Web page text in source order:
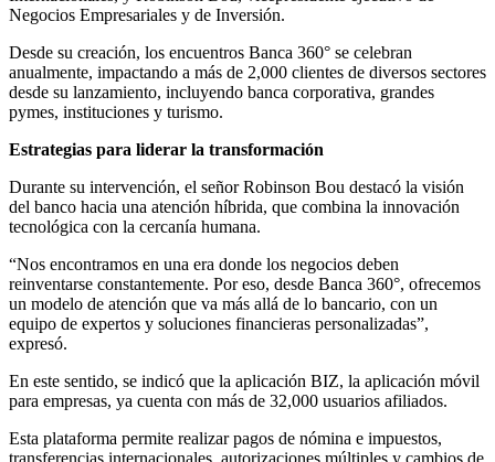
Negocios Empresariales y de Inversión.
Desde su creación, los encuentros Banca 360° se celebran
anualmente, impactando a más de 2,000 clientes de diversos sectores
desde su lanzamiento, incluyendo banca corporativa, grandes
pymes, instituciones y turismo.
Estrategias para liderar la transformación
Durante su intervención, el señor Robinson Bou destacó la visión
del banco hacia una atención híbrida, que combina la innovación
tecnológica con la cercanía humana.
“Nos encontramos en una era donde los negocios deben
reinventarse constantemente. Por eso, desde Banca 360°, ofrecemos
un modelo de atención que va más allá de lo bancario, con un
equipo de expertos y soluciones financieras personalizadas”,
expresó.
En este sentido, se indicó que la aplicación BIZ, la aplicación móvil
para empresas, ya cuenta con más de 32,000 usuarios afiliados.
Esta plataforma permite realizar pagos de nómina e impuestos,
transferencias internacionales, autorizaciones múltiples y cambios de